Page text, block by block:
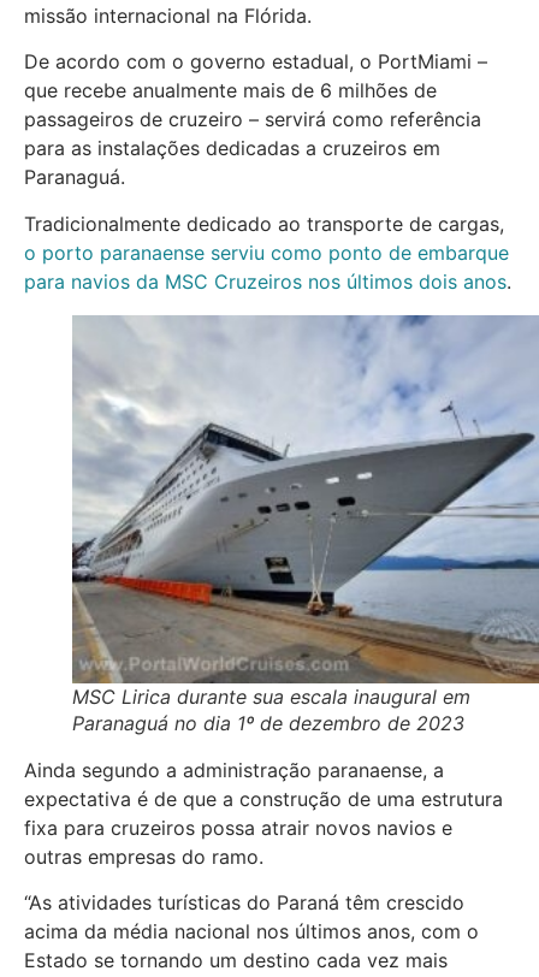
missão internacional na Flórida.
De acordo com o governo estadual, o PortMiami –
que recebe anualmente mais de 6 milhões de
passageiros de cruzeiro – servirá como referência
para as instalações dedicadas a cruzeiros em
Paranaguá.
Tradicionalmente dedicado ao transporte de cargas,
o porto paranaense serviu como ponto de embarque
para navios da MSC Cruzeiros nos últimos dois anos.
MSC Lirica durante sua escala inaugural em
Paranaguá no dia 1º de dezembro de 2023
Ainda segundo a administração paranaense, a
expectativa é de que a construção de uma estrutura
fixa para cruzeiros possa atrair novos navios e
outras empresas do ramo.
“As atividades turísticas do Paraná têm crescido
acima da média nacional nos últimos anos, com o
Estado se tornando um destino cada vez mais